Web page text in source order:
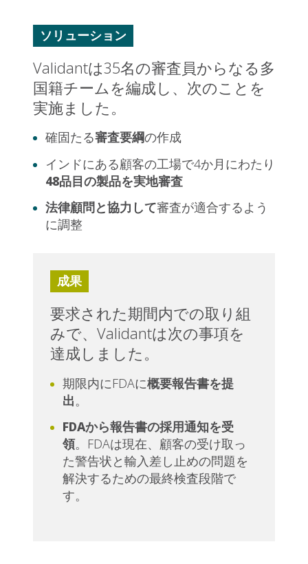
ソリューション
Validantは35名の審査員からなる多
国籍チームを編成し、次のことを
実施ました。
確固たる審査要綱の作成
インドにある顧客の工場で4か月にわたり
48品目の製品を実地審査
法律顧問と協力して審査が適合するよう
に調整
成果
要求された期間内での取り組
みで、Validantは次の事項を
達成しました。
期限内にFDAに概要報告書を提
出。
FDAから報告書の採用通知を受
領。FDAは現在、顧客の受け取っ
た警告状と輸入差し止めの問題を
解決するための最終検査段階で
す。